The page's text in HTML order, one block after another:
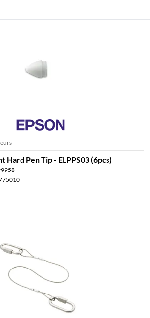
Hard Pen Tip - ELPPS03 (6pcs)